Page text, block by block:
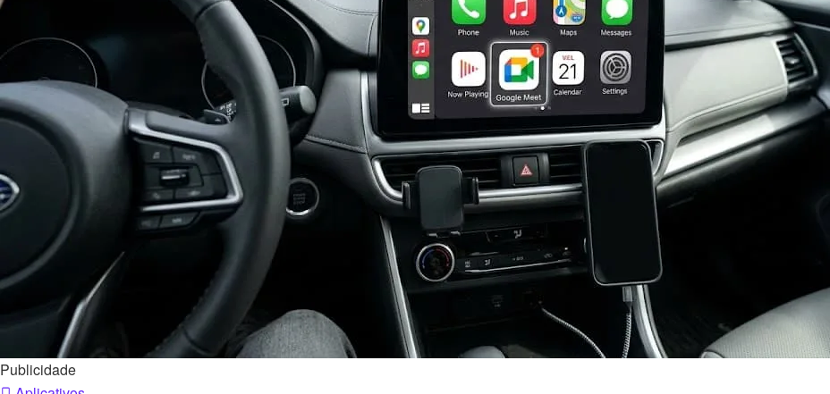
Publicidade